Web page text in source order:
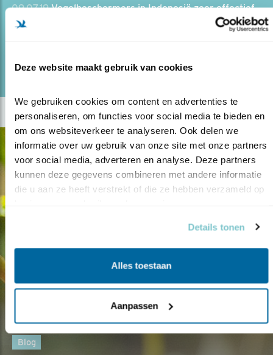
Deze website maakt gebruik van cookies
We gebruiken cookies om content en advertenties te
personaliseren, om functies voor social media te bieden en
om ons websiteverkeer te analyseren. Ook delen we
informatie over uw gebruik van onze site met onze partners
voor social media, adverteren en analyse. Deze partners
kunnen deze gegevens combineren met andere informatie
die u aan ze heeft verstrekt of die ze hebben verzameld op
Details tonen
Alles toestaan
Aanpassen
09.07.19Vogelbeschermers in Indonesië zeer effectief.
Door Hans Peeters
Blog